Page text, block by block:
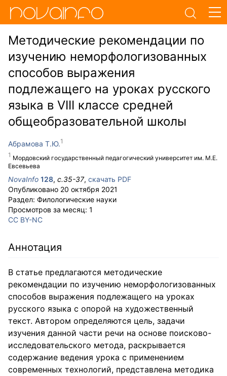
Методические рекомендации по
изучению неморфологизованных
способов выражения
подлежащего на уроках русского
языка в VIII классе средней
общеобразовательной школы
Абрамова Т.Ю.
Мордовский государственный педагогический университет им. М.Е.
Евсевьева
NovaInfo 128, с.35-37, скачать PDF
Опубликовано 20 октября 2021
Раздел: Филологические науки
Просмотров за месяц: 1
CC BY-NC
Аннотация
В статье предлагаются методические
рекомендации по изучению неморфологизованных
способов выражения подлежащего на уроках
русского языка с опорой на художественный
текст. Автором определяются цель, задачи
изучения данной части речи на основе поисково-
исследовательского метода, раскрывается
содержание ведения урока с применением
современных технологий, представлена методика